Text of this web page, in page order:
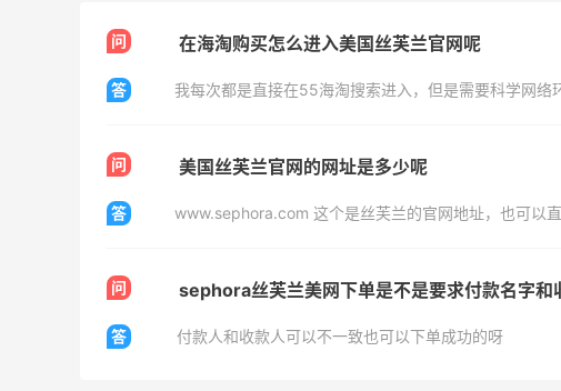
问 在海淘购买怎么进入美国丝芙兰官网呢
答
问 美国丝芙兰官网的网址是多少呢
答
问 sephora丝芙兰美网下单是不是要求付款名字和
答 付款人和收款人可以不一致也可以下单成功的呀
08月08日 1
闪购买李若桃酸奶，2杯很划算！！
高端面霜欧米达钻石面霜购入